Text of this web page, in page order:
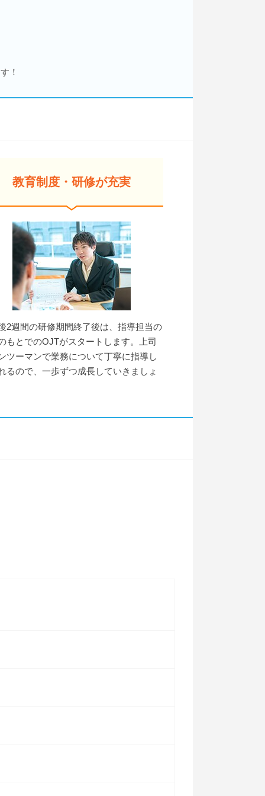
！
教育制度・研修が充実
2週間の研修期間終了後は、指導担当の
もとでのOJTがスタートします。上司
ツーマンで業務について丁寧に指導し
るので、一歩ずつ成長していきましょ